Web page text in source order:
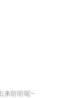
来听听呢~